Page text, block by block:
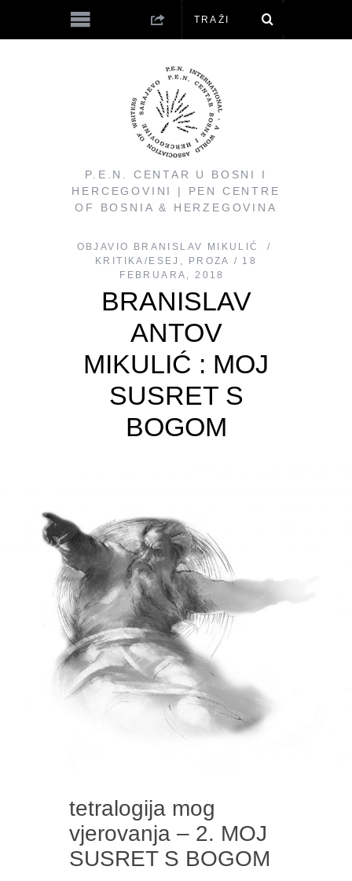
P.E.N. CENTAR U BOSNI I
HERCEGOVINI | PEN CENTRE
OF BOSNIA & HERZEGOVINA
OBJAVIO
BRANISLAV MIKULIĆ
KRITIKA/ESEJ , PROZA
18
FEBRUARA, 2018
BRANISLAV
ANTOV
MIKULIĆ : MOJ
SUSRET S
BOGOM
tetralogija mog
vjerovanja – 2. MOJ
SUSRET S BOGOM